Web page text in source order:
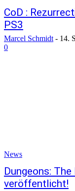
CoD :
PS3
Marcel Schmidt - 14.
0
News
Dungeons:
veröffentlicht!